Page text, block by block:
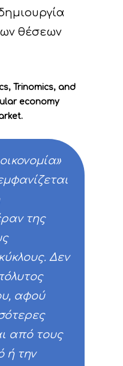
θέσεων
Trinomics, and
economy
της
Δεν
αφού
από τους
ή την
Έργο
Στοιχεία
Δράσεις